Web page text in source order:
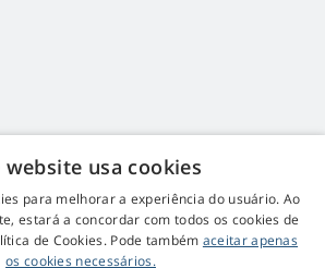
Google
website usa cookies
para melhorar a experiência do usuário. Ao
estará a concordar com todos os cookies de
de Cookies. Pode também aceitar apenas
os cookies necessários.